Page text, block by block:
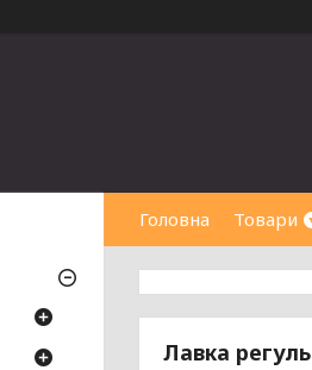
Головна Товари
Лавка